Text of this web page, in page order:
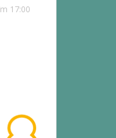
17:00